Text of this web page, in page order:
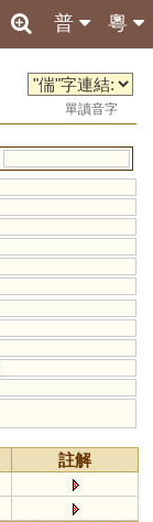
粵
普
單讀音字
註解